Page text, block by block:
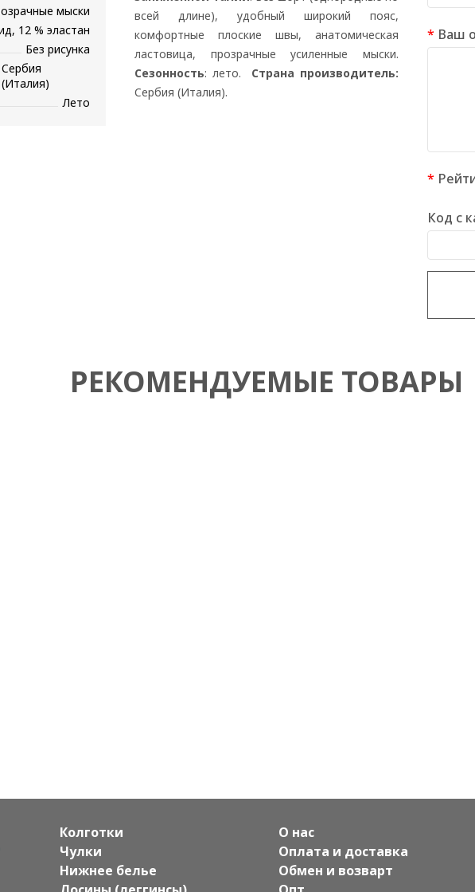
мыски
12 % эластан
Без рисунка
Сербия
(Италия)
Лето
всей длине), удобный широкий пояс,
комфортные плоские швы, анатомическая
ластовица, прозрачные усиленные мыски.
Сезонность: лето. Страна производитель:
Сербия (Италия).
Ваш
Код с
РЕКОМЕНДУЕМЫЕ ТОВАРЫ
Колготки
Чулки
Нижнее белье
О нас
Оплата и доставка
Обмен и возварт